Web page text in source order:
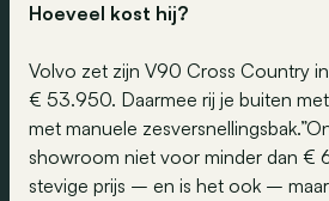
Hoeveel kost hij?
Volvo zet zijn V90 Cross Country
€ 53.950. Daarmee rij je buiten
met manuele
showroom niet voor minder dan €
stevige prijs – en is het ook –